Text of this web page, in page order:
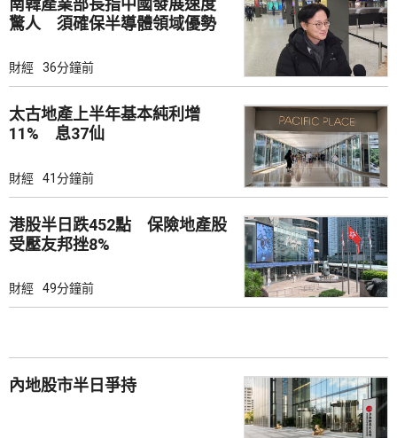
南韓產業部長指中國發展速度
驚人 須確保半導體領域優勢
財經 36分鐘前
太古地產上半年基本純利增
11% 息37仙
財經 41分鐘前
港股半日跌452點 保險地產股
受壓友邦挫8%
財經 49分鐘前
內地股市半日爭持